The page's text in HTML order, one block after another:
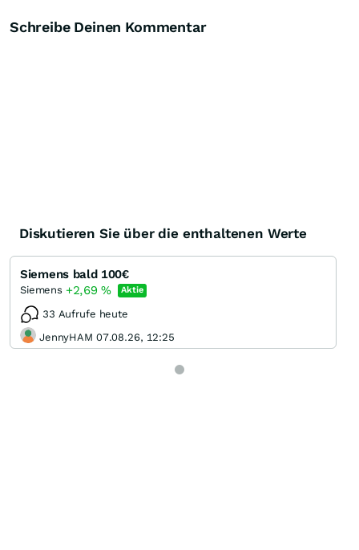
Schreibe Deinen Kommentar
Diskutieren Sie über die enthaltenen Werte
Siemens bald 100€
Siemens +2,69% Aktie
33 Aufrufe heute
JennyHAM 07.08.26, 12:25